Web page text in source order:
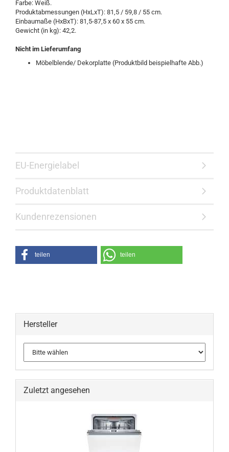
Farbe: Weiß.
Produktabmessungen (HxLxT): 81,5 / 59,8 / 55 cm.
Einbaumaße (HxBxT): 81,5-87,5 x 60 x 55 cm.
Gewicht (in kg): 42,2.
Nichtim Lieferumfang
Möbelblende/ Dekorplatte (Produktbild beispielhafte Abb.)
EU-Energielabel
Produktdatenblatt
Kundenrezensionen
teilen teilen
Hersteller
Zuletzt angesehen